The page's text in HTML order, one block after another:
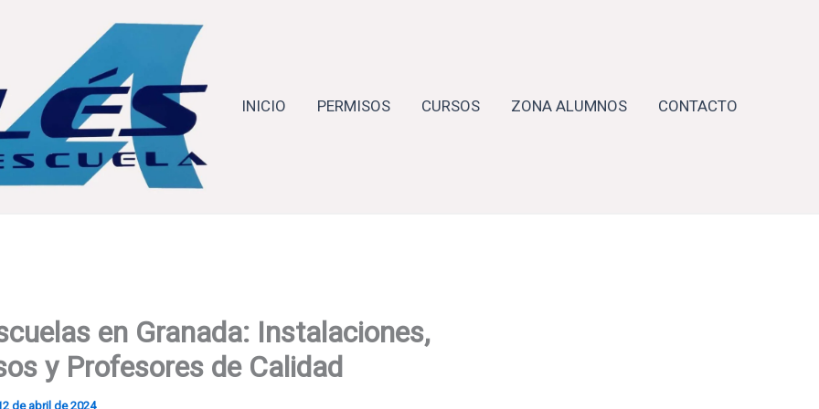
INICIO PERMISOS CURSOS ZONA ALUMNOS CONTACTO
en Granada: Instalaciones,
y Profesores de Calidad
de abril de 2024